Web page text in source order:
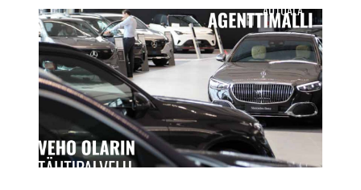
Suomen
Autolehti
2/24
ilmestyy
AUTOALA